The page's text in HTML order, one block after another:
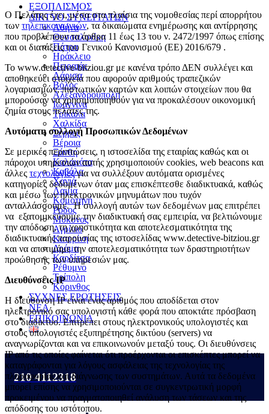
ΕΞΟΠΛΙΣΜΟΣ
ΔΙΚΤΥΟ ΣΥΝΕΡΓΑΤΩΝ
Αθήνα
Θεσσαλονίκη
Πάτρα
Ηράκλειο
Πειραιάς
Λάρισα
Βόλος
Αλεξανδρούπολη
Ιωάννινα
Τρίκαλα
Χαλκίδα
Σέρρες
Βέροια
Ξάνθη
Καλαμάτα
Καβάλα
Χανιά
Λαμία
Κομοτηνή
Ρόδος
Μύκονος
Αγρίνιο
Κατερίνη
Δράμα
Καρδίτσα
Ρέθυμνο
Τρίπολη
Κόρινθος
ΣΥΧΝΕΣ ΕΡΩΤΗΣΕΙΣ
ΝΕΑ
ΕΠΙΚΟΙΝΩΝΙΑ
210 4112318
Ο Πελάτης έχει, μέσα στα πλαίσια της νομοθεσίας περί απορρήτου
των τηλεπικοινωνιών, τα δικαιώματα ενημέρωσης και αντίρρησης
που προβλέπουν τα άρθρα 11 έως 13 του ν. 2472/1997 όπως επίσης
και οι διατάξεις του Γενικού Κανονισμού (ΕΕ) 2016/679 .
To www.detective-bitziou.gr με κανένα τρόπο ΔΕΝ συλλέγει και
αποθηκεύει στοιχεία που αφορούν αριθμούς τραπεζικών
λογαριασμών, πιστωτικών καρτών και λοιπών στοιχείων που θα
μπορούσαν να χρησιμοποιηθούν για να προκαλέσουν οικονομική
ζημία στους πελάτες της.
Αυτόματη συλλογή Προσωπικών Δεδομένων
Σε μερικές περιπτώσεις, η ιστοσελίδα της εταιρίας καθώς και οι
πάροχοι υπηρεσιών αυτής χρησιμοποιούν cookies, web beacons και
άλλες τεχνολογίεςγια να συλλέξουν αυτόματα ορισμένες
κατηγορίες δεδομένων όταν μας επισκέπτεσθε διαδικτυακά, καθώς
και μέσω των ηλεκτρονικών μηνυμάτων που τυχόν
ανταλλάσσουμε. Η συλλογή αυτών των δεδομένων μας επιτρέπει
να εξατομικεύουμε την διαδικτυακή σας εμπειρία, να βελτιώνουμε
την απόδοση, τη χρηστικότητα και αποτελεσματικότητα της
διαδικτυακής παρουσίας της ιστοσελίδας www.detective-bitziou.gr
και να αποτιμάμε την αποτελεσματικότητα των δραστηριοτήτων
προώθησης των υπηρεσιών μας.
Διευθύνσεις IP
Η διεύθυνση IP είναι ένας αριθμός που αποδίδεται στον
ηλεκτρονικό σας υπολογιστή κάθε φορά που αποκτάτε πρόσβαση
στο διαδίκτυο. Επιτρέπει στους ηλεκτρονικούς υπολογιστές και
στους υπολογιστές εξυπηρέτησης δικτύου (servers) να
αναγνωρίζονται και να επικοινωνούν μεταξύ τους. Οι διευθύνσεις
IP από τις οποίες φαίνεται ότι προέρχονται οι επισκέπτες μπορεί να
καταγράφονται για λόγους ασφάλειας της τεχνολογίας της
πληροφορίας και διάγνωσης των συστημάτων. Αυτά τα δεδομένα
μπορεί επίσης να χρησιμοποιούνται σε συγκεντρωτική μορφή
προκειμένου να πραγματοποιηθεί ανάλυση των τάσεων και της
απόδοσης του ιστότοπου.